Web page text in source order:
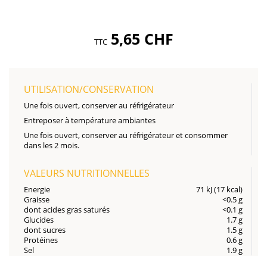
TTC 5,65 CHF
UTILISATION/CONSERVATION
Une fois ouvert, conserver au réfrigérateur
Entreposer à température ambiantes
Une fois ouvert, conserver au réfrigérateur et consommer
dans les 2 mois.
VALEURS NUTRITIONNELLES
Energie
71 kJ (17 kcal)
Graisse
<0.5 g
dont acides gras saturés
<0.1 g
Glucides
1.7 g
dont sucres
1.5 g
Protéines
0.6 g
Sel
1.9 g